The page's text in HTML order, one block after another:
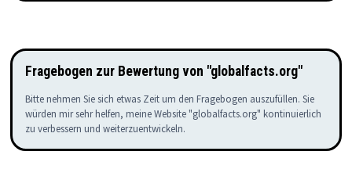
Fragebogen zur Bewertung von "globalfacts.org"
Bitte nehmen Sie sich etwas Zeit um den Fragebogen auszufüllen. Sie
würden mir sehr helfen, meine Website "globalfacts.org" kontinuierlich
zu verbessern und weiterzuentwickeln.